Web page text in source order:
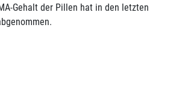
Gehalt der Pillen hat in den letzten